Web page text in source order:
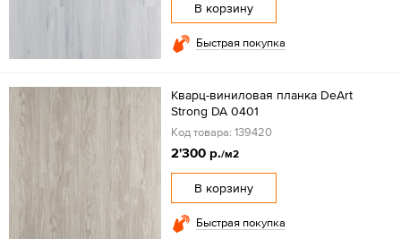
В корзину
Быстрая покупка
Кварц-виниловая планка DeArt
Strong DA 0401
Код товара: 139420
2'300 р./м2
В корзину
Быстрая покупка